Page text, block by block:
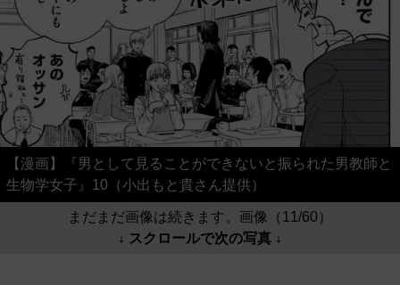
【漫画】『男として見ることができないと振られた男教師と
生物学女子』10（小出もと貴さん提供）
まだまだ画像は続きます。画像（11/60）
↓ スクロールで次の写真 ↓